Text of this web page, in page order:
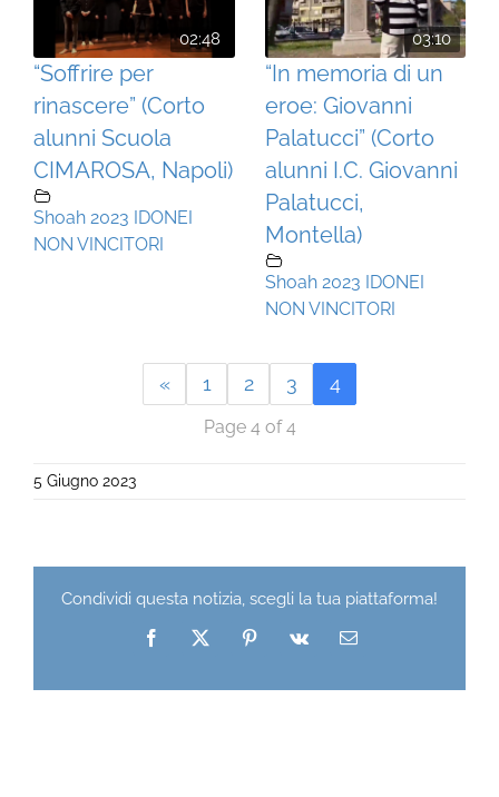
02:48
“Soffrire per
rinascere” (Corto
alunni Scuola
CIMAROSA, Napoli)
Shoah 2023 IDONEI
NON VINCITORI
03:10
“In memoria di un
eroe: Giovanni
Palatucci” (Corto
alunni I.C. Giovanni
Palatucci,
Montella)
Shoah 2023 IDONEI
NON VINCITORI
« 1 2 3 4
Page 4 of 4
5 Giugno 2023
Condividi questa notizia, scegli la tua piattaforma!
Facebook
X Pinterest
Vk Email